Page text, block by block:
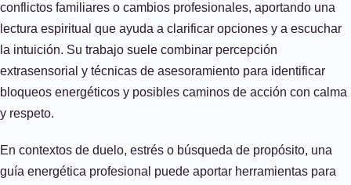
conflictos familiares o cambios profesionales, aportando una
lectura espiritual que ayuda a clarificar opciones y a escuchar
la intuición. Su trabajo suele combinar percepción
extrasensorial y técnicas de asesoramiento para identificar
bloqueos energéticos y posibles caminos de acción con calma
y respeto.
En contextos de duelo, estrés o búsqueda de propósito, una
guía energética profesional puede aportar herramientas para